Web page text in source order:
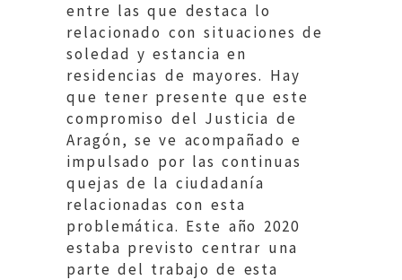
entre las que destaca lo
relacionado con situaciones de
soledad y estancia en
residencias de mayores. Hay
que tener presente que este
compromiso del Justicia de
Aragón, se ve acompañado e
impulsado por las continuas
quejas de la ciudadanía
relacionadas con esta
problemática. Este año 2020
estaba previsto centrar una
parte del trabajo de esta